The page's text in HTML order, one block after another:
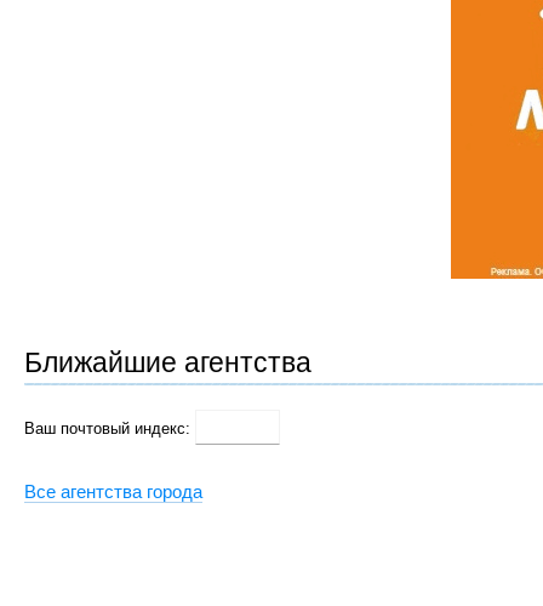
Ближайшие агентства
Ваш почтовый индекс:
Все агентства города